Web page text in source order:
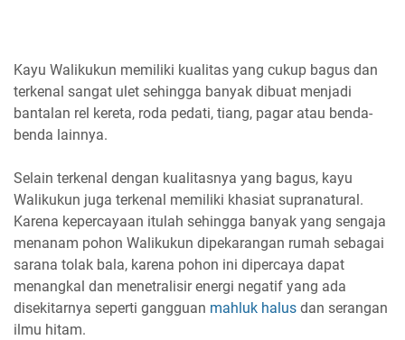
Kayu Walikukun memiliki kualitas yang cukup bagus dan
terkenal sangat ulet sehingga banyak dibuat menjadi
bantalan rel kereta, roda pedati, tiang, pagar atau benda-
benda lainnya.
Selain terkenal dengan kualitasnya yang bagus, kayu
Walikukun juga terkenal memiliki khasiat supranatural.
Karena kepercayaan itulah sehingga banyak yang sengaja
menanam pohon Walikukun dipekarangan rumah sebagai
sarana tolak bala, karena pohon ini dipercaya dapat
menangkal dan menetralisir energi negatif yang ada
disekitarnya seperti gangguan mahluk halus dan serangan
ilmu hitam.